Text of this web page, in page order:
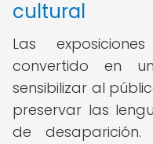
cultural
Las
convertido en
sensibilizar al
preservar las
de